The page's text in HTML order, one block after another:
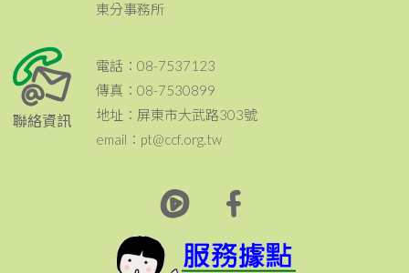
東分事務所
聯絡資訊
電話：08-7537123
傳真：08-7530899
地址：屏東市大武路303號
email：pt@ccf.org.tw